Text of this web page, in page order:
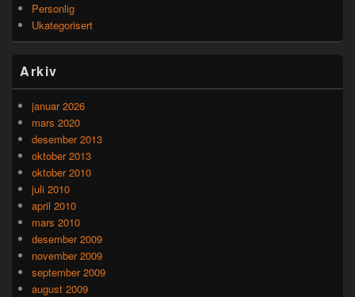
Personlig
Ukategorisert
Arkiv
januar 2026
mars 2020
desember 2013
oktober 2013
oktober 2010
juli 2010
april 2010
mars 2010
desember 2009
november 2009
september 2009
august 2009